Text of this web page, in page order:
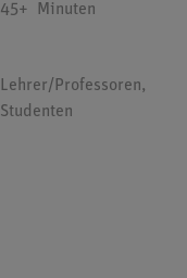
45+ Minuten
Lehrer/Professoren,
Studenten